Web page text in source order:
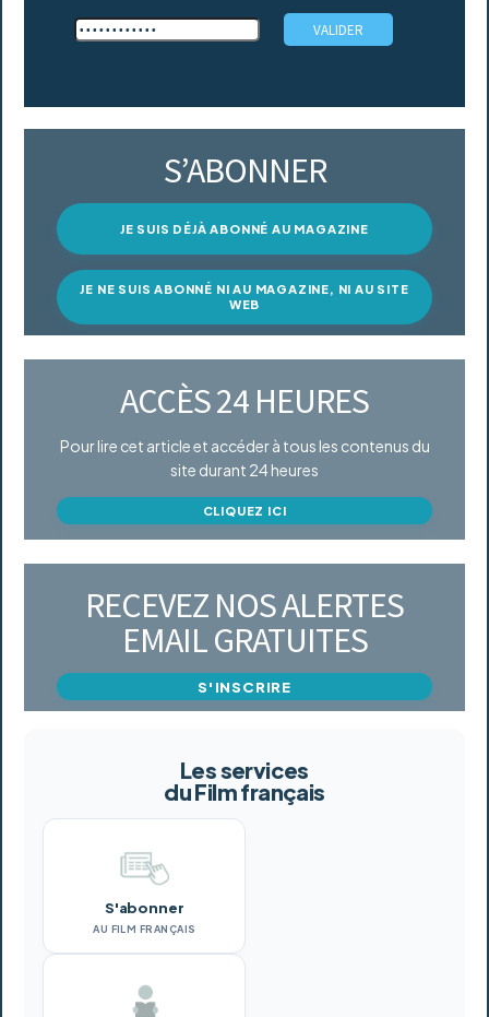
S’ABONNER
JE SUIS DÉJÀ ABONNÉ AU MAGAZINE
JE NE SUIS ABONNÉ NI AU MAGAZINE, NI AU SITE
WEB
ACCÈS 24 HEURES
Pour lire cet article et accéder à tous les contenus du
site durant 24 heures
CLIQUEZ ICI
RECEVEZ NOS ALERTES
EMAIL GRATUITES
S'INSCRIRE
Les services
du Film français
S'abonner
AU FILM FRANÇAIS